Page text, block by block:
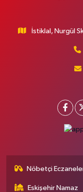
İstiklal, Nurgül
Nöbetçi
Eskişehir Namaz